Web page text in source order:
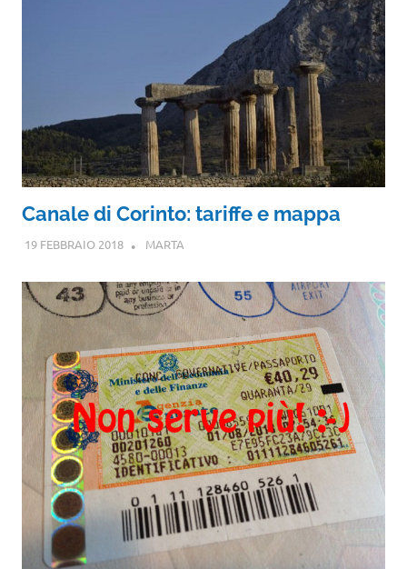
Canale di Corinto: tariffe e mappa
19 FEBBRAIO 2018 MARTA